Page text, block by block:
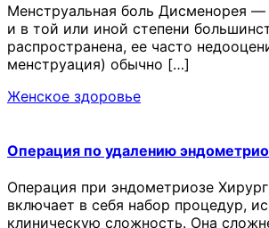
Менструальная боль Дисменорея
и в той или иной степени
распространена, ее часто
менструация) обычно […]
Женское здоровье
Операция по удалению
Операция при эндометриозе
включает в себя набор процедур,
клиническую сложность. Она